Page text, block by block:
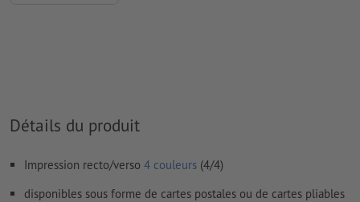
Comment créer correctement des fichiers d'impression?
Détails du produit
Impression recto/verso 4 couleurs (4/4)
disponibles sous forme de cartes postales ou de cartes pliables